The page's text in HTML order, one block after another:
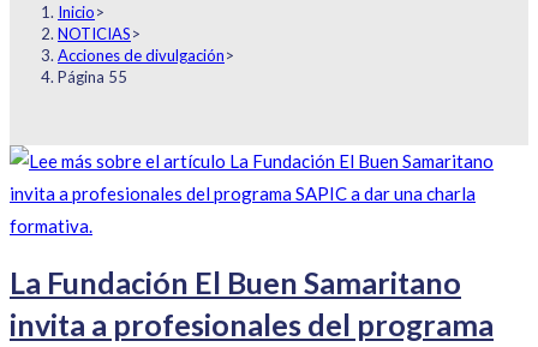
Inicio>
NOTICIAS>
Acciones de divulgación>
Página 55
La Fundación El Buen Samaritano
invita a profesionales del programa